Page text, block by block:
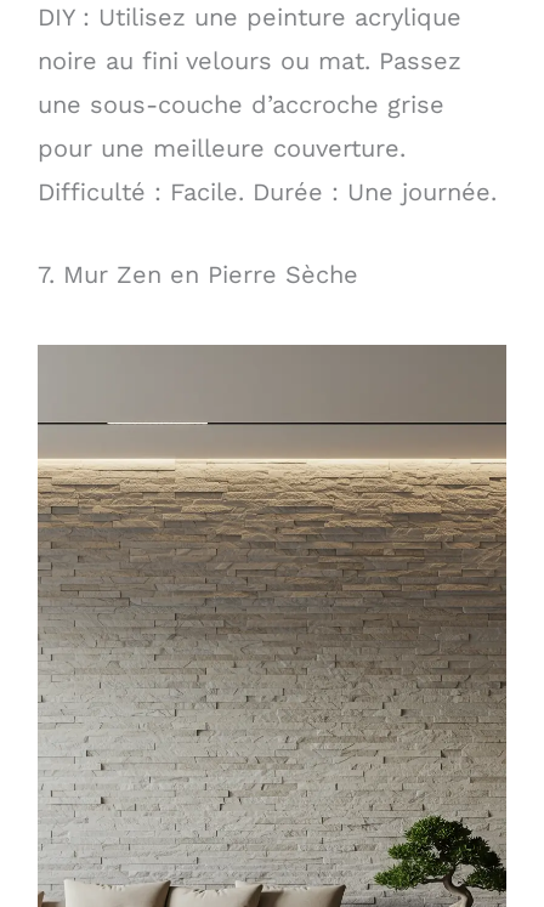
DIY : Utilisez une peinture acrylique
noire au fini velours ou mat. Passez
une sous-couche d’accroche grise
pour une meilleure couverture.
Difficulté : Facile. Durée : Une journée.
7. Mur Zen en Pierre Sèche